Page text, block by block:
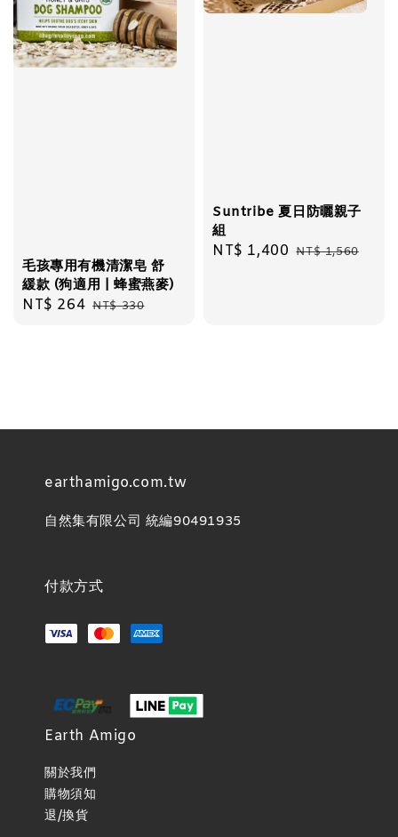
毛孩專用有機清潔皂 舒
緩款 (狗適用 | 蜂蜜燕麥)
Sale
NT$ 264 Regular
NT$ 330
Suntribe 夏日防曬親子
組
Sale
NT$ 1,400 Regular
NT$ 1,560
earthamigo.com.tw
自然集有限公司 統編90491935
付款方式
Earth Amigo
關於我們
購物須知
退/換貨